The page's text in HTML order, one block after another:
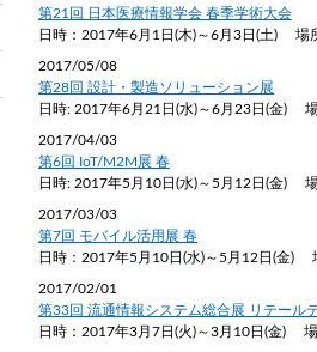
第21回 日本医療情報学会 春季学術大会
日時：2017年6月1日(木)～6月3日(土) 場
2017/05/08
第28回 設計・製造ソリューション展
日時: 2017年6月21日(水)～6月23日(金)
2017/04/03
第6回 IoT/M2M展 春
日時: 2017年5月10日(水)～5月12日(金)
2017/03/03
第7回 モバイル活用展 春
日時：2017年5月10日(水)～5月12日(金)
2017/02/01
第33回 流通情報システム総合展 リテール
日時：2017年3月7日(火)～3月10日(金)